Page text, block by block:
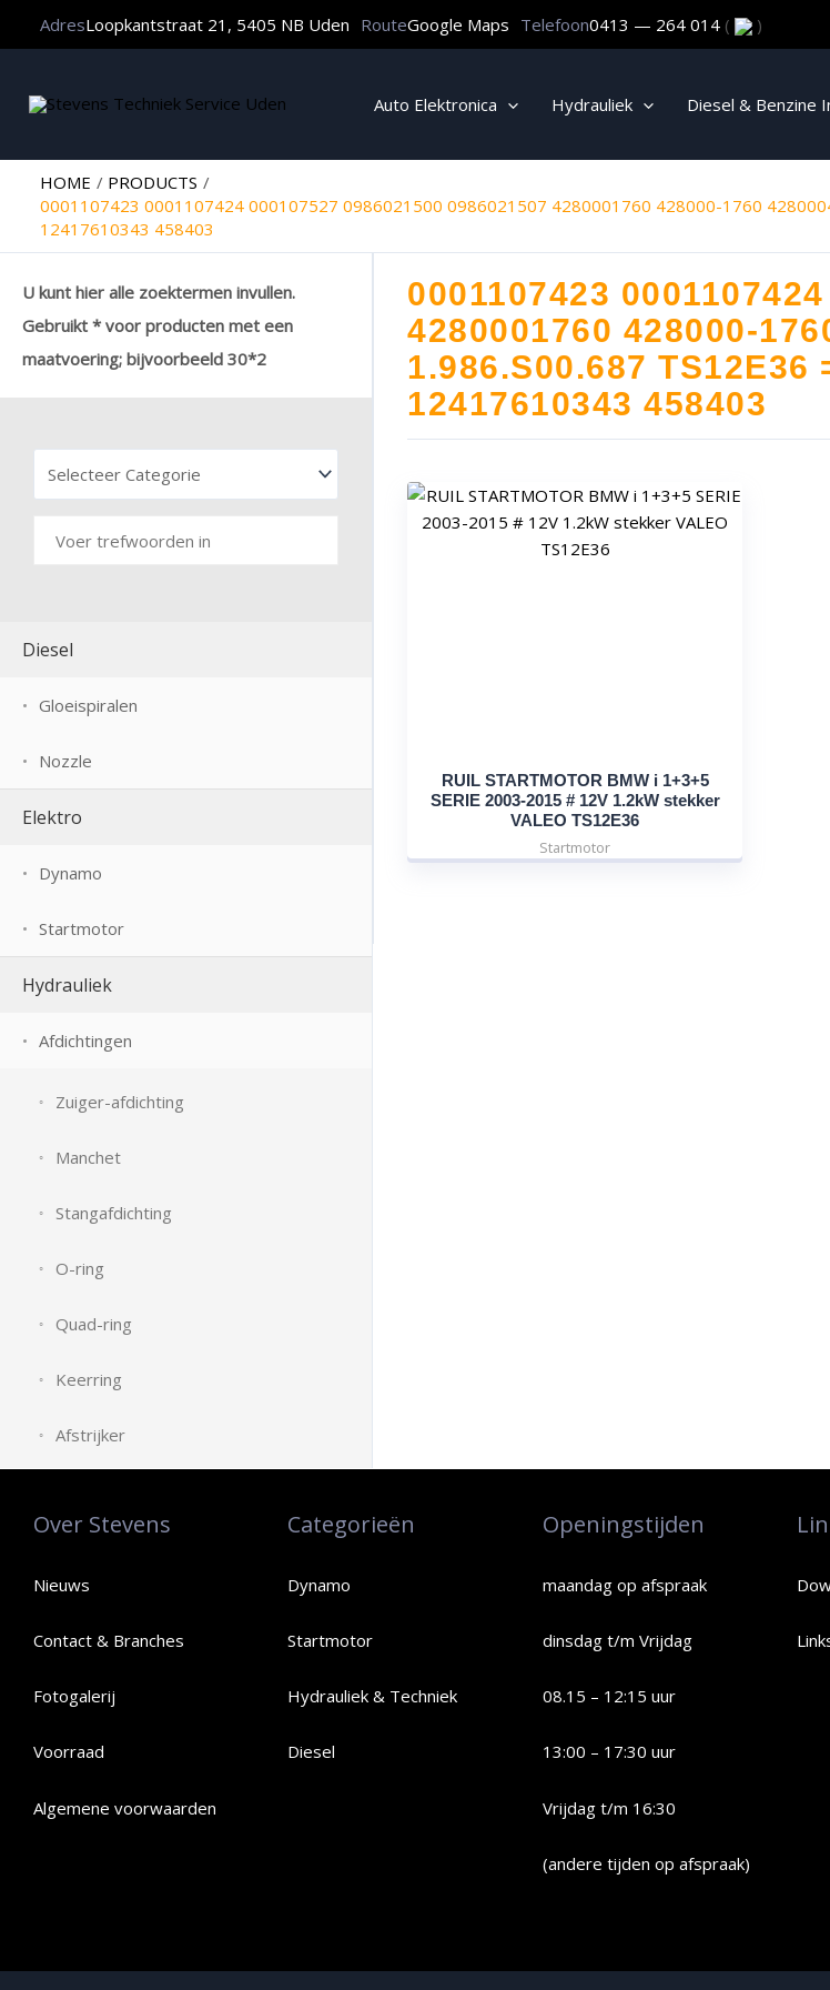
AdresLoopkantstraat 21, 5405 NB Uden RouteGoogle Maps Telefoon0413 — 264 014 ( )
Auto Elektronica Hydrauliek Diesel & Benzine
HOME
PRODUCTS
0001107423 0001107424 000107527 0986021500 0986021507 4280001760 428000-1760
12417610343 458403
U kunt hier alle zoektermen invullen.
Gebruikt * voor producten met een
maatvoering; bijvoorbeeld 30*2
Diesel
Gloeispiralen
Nozzle
Elektro
Dynamo
Startmotor
Hydrauliek
Afdichtingen
Zuiger-afdichting
Manchet
Stangafdichting
O-ring
Quad-ring
Keerring
Afstrijker
0001107423
4280001760 428000-
1.986.S00.687 TS12E36
12417610343 458403
RUIL STARTMOTOR BMW i 1+3+5
SERIE 2003-2015 # 12V 1.2kW stekker
VALEO TS12E36
Startmotor
Over Stevens
Nieuws
Contact & Branches
Fotogalerij
Voorraad
Algemene voorwaarden
Categorieën
Dynamo
Startmotor
Hydrauliek & Techniek
Diesel
Openingstijden
maandag op afspraak
dinsdag t/m Vrijdag
08.15 – 12:15 uur
13:00 – 17:30 uur
Vrijdag t/m 16:30
(andere tijden op afspraak)